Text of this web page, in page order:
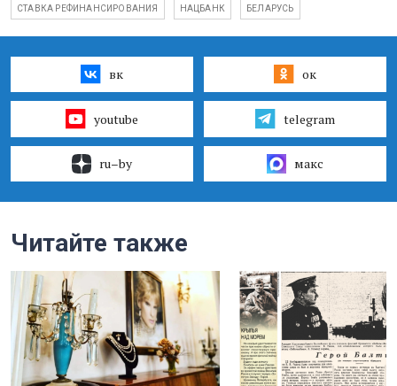
СТАВКА РЕФИНАНСИРОВАНИЯ НАЦБАНК БЕЛАРУСЬ
вк ок
youtube telegram
ru–by макс
Читайте также